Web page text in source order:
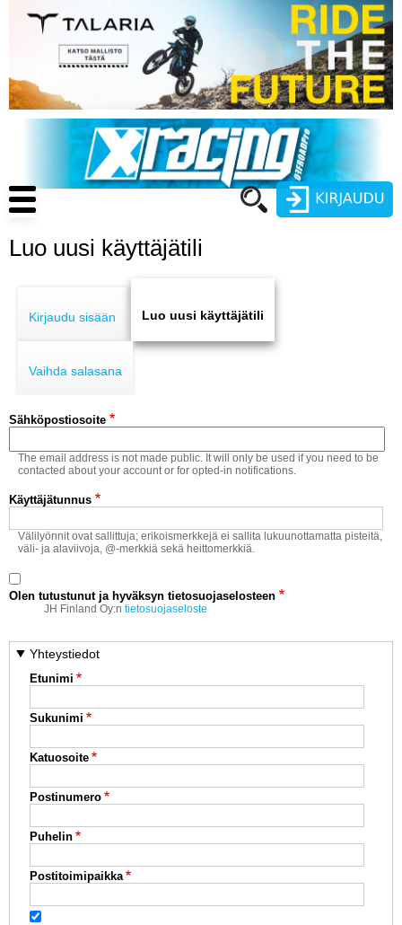
pääsisältöön
Käyttäjätunnus
Main
navigation
ENDURO
MOTOCROSS
MUUT LAJIT
YLEISTÄ ALALTA
LUE DIGILEHDET
ASIAKASPALVELU JA
MEDIATIEDOT
YHTEYSTIEDOT
Luo uusi käyttäjätili
tabs
Kirjaudu sisään Luo uusi käyttäjätili
Vaihda salasana
Sähköpostiosoite
The email address is not made public. It will only be used if you need to be
contacted about your account or for opted-in notifications.
Käyttäjätunnus
Välilyönnit ovat sallittuja; erikoismerkkejä ei sallita lukuunottamatta pisteitä,
väli- ja alaviivoja, @-merkkiä sekä heittomerkkiä.
Olen tutustunut ja hyväksyn tietosuojaselosteen
JH Finland Oy:ntietosuojaseloste
Yhteystiedot
Etunimi
Sukunimi
Katuosoite
Postinumero
Puhelin
Postitoimipaikka